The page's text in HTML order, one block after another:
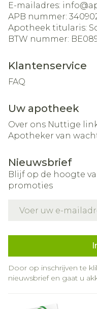
E-mailadres: info@
APB nummer:
Apotheek titularis:
BTW nummer:
Klantenservice
FAQ
Uw apotheek
Over ons Nuttige
Apotheker van
Nieuwsbrief
Blijf op de hoogte
promoties
Door op inschrijven te
nieuwsbrief en gaat u